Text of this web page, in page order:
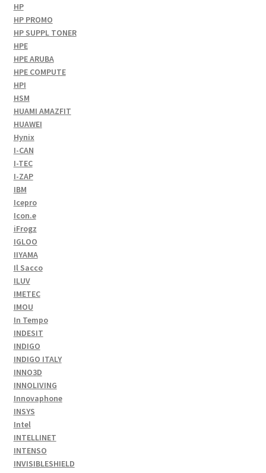
HP
HP PROMO
HP SUPPL TONER
HPE
HPE ARUBA
HPE COMPUTE
HPI
HSM
HUAMI AMAZFIT
HUAWEI
Hynix
I-CAN
I-TEC
I-ZAP
IBM
Icepro
Icon.e
iFrogz
IGLOO
IIYAMA
Il Sacco
ILUV
IMETEC
IMOU
In Tempo
INDESIT
INDIGO
INDIGO ITALY
INNO3D
INNOLIVING
Innovaphone
INSYS
Intel
INTELLINET
INTENSO
INVISIBLESHIELD